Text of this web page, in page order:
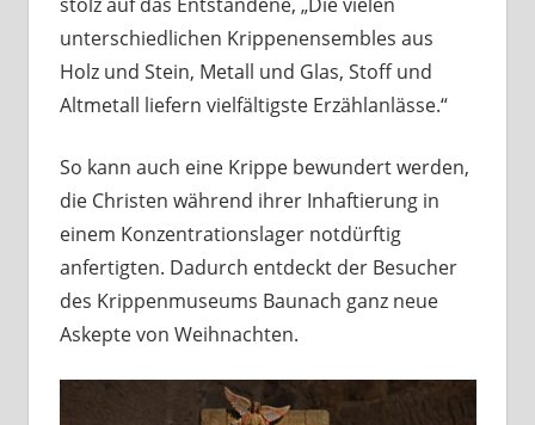
unterschiedlichen Krippenensembles aus
Holz und Stein, Metall und Glas, Stoff und
Altmetall liefern vielfältigste Erzählanlässe.“
So kann auch eine Krippe bewundert werden,
die Christen während ihrer Inhaftierung in
einem Konzentrationslager notdürftig
anfertigten. Dadurch entdeckt der Besucher
des Krippenmuseums Baunach ganz neue
Askepte von Weihnachten.